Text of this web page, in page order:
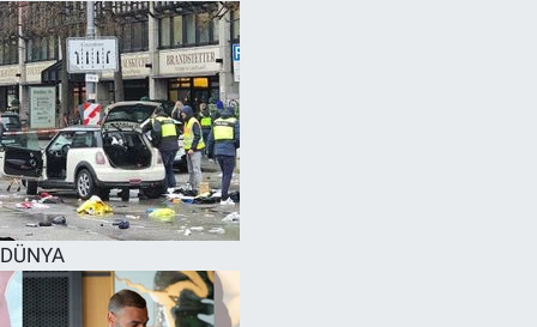
DÜNYA